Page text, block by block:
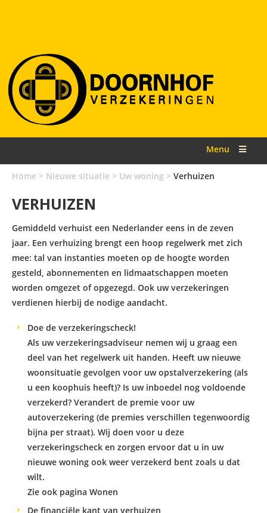
Menu
Home > Nieuwe situatie > Uw woning > Verhuizen
VERHUIZEN
Gemiddeld verhuist een Nederlander eens in de zeven
jaar. Een verhuizing brengt een hoop regelwerk met zich
mee: tal van instanties moeten op de hoogte worden
gesteld, abonnementen en lidmaatschappen moeten
worden omgezet of opgezegd. Ook uw verzekeringen
verdienen hierbij de nodige aandacht.
Doe de verzekeringscheck!
Als uw verzekeringsadviseur nemen wij u graag een
deel van het regelwerk uit handen. Heeft uw nieuwe
woonsituatie gevolgen voor uw opstalverzekering (als
u een koophuis heeft)? Is uw inboedel nog voldoende
verzekerd? Verandert de premie voor uw
autoverzekering (de premies verschillen tegenwoordig
bijna per straat). Wij doen voor u deze
verzekeringscheck en zorgen ervoor dat u in uw
nieuwe woning ook weer verzekerd bent zoals u dat
wilt.
Zie ook pagina Wonen
De financiële kant van verhuizen